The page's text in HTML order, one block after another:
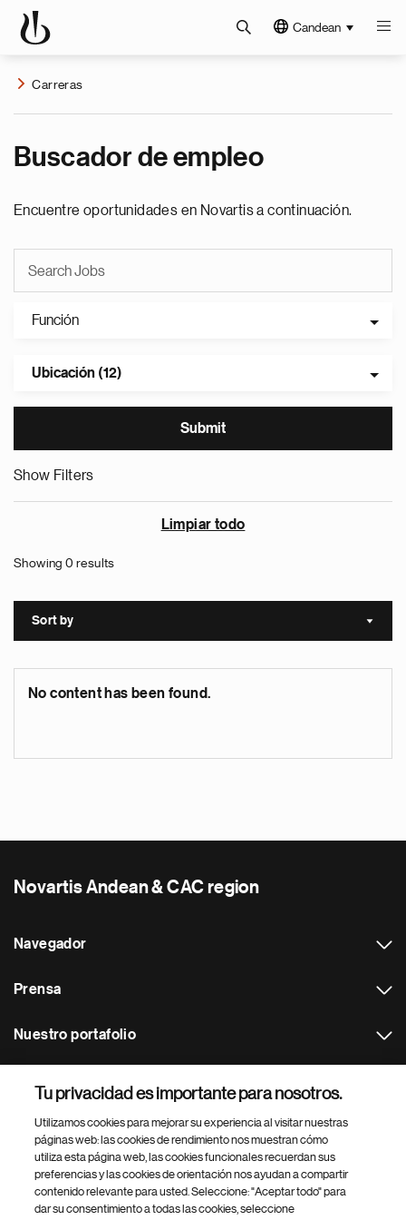
Candean
Carreras
Buscador de empleo
Encuentre oportunidades en Novartis a continuación.
Función
Ubicación (12)
Show Filters
Limpiar todo
Showing 0 results
Sort by Sort
No content has been found.
Novartis Andean & CAC region
Navegador
Prensa
Nuestro portafolio
Footer Site Search
Tu privacidad es importante para nosotros.
Utilizamos cookies para mejorar su experiencia al visitar nuestras
páginas web: las cookies de rendimiento nos muestran cómo
utiliza esta página web, las cookies funcionales recuerdan sus
preferencias y las cookies de orientación nos ayudan a compartir
contenido relevante para usted. Seleccione: "Aceptar todo" para
dar su consentimiento a todas las cookies, seleccione